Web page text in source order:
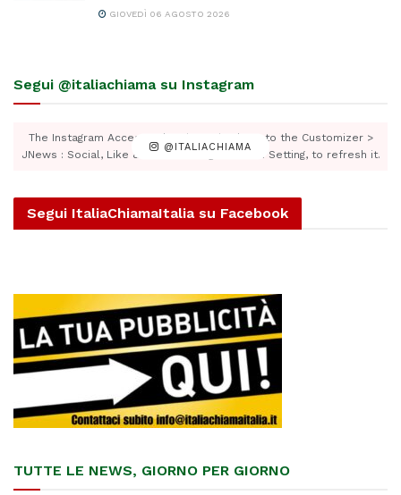
GIOVEDÌ 06 AGOSTO 2026
Segui @italiachiama su Instagram
@ITALIACHIAMA
The Instagram Access Token is expired, Go to the Customizer >
JNews : Social, Like & View > Instagram Feed Setting, to refresh it.
Segui ItaliaChiamaItalia su Facebook
TUTTE LE NEWS, GIORNO PER GIORNO